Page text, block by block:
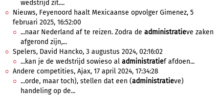
wedstrijd zit....
Nieuws, Feyenoord haalt Mexicaanse opvolger Gimenez, 5
februari 2025, 16:52:00
...naar Nederland af te reizen. Zodra de administratieve zaken
afgerond zijn,...
Spelers, David Hancko, 3 augustus 2024, 02:16:02
...kan je de wedstrijd sowieso al administratief afdoen...
Andere competities, Ajax, 17 april 2024, 17:34:28
...orde, maar toch), stellen dat een (administratieve)
handeling op de...